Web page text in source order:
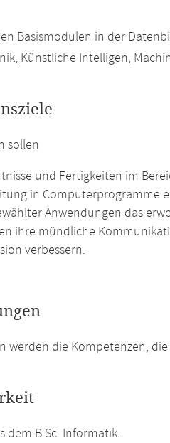
Basismodulen in der
Künstliche Intelligen,
sollen
und Fertigkeiten im
in Computerprogramme
Anwendungen das
ihre mündliche
verbessern.
werden die Kompetenzen,
dem B.Sc. Informatik.